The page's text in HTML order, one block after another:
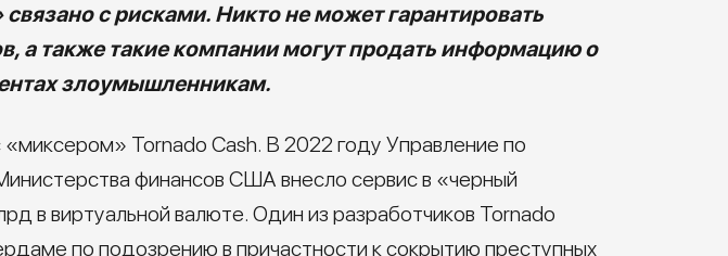
с рисками. Никто не может гарантировать
а также такие компании могут продать информацию о
злоумышленникам.
Tornado Cash. В 2022 году Управление по
финансов США внесло сервис в «черный
в виртуальной валюте. Один из разработчиков Tornado
по подозрению в причастности к сокрытию преступных